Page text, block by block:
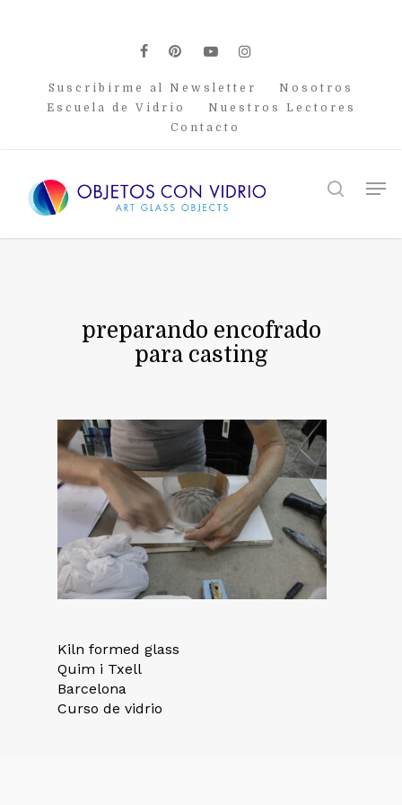
facebook
pinterest
youtubeinstagram
Suscribirme al Newsletter
Nosotros
Escuela de Vidrio
Nuestros Lectores
Contacto
search
preparando encofrado
para casting
Kiln formed glass
Quim i Txell
Barcelona
Curso de vidrio